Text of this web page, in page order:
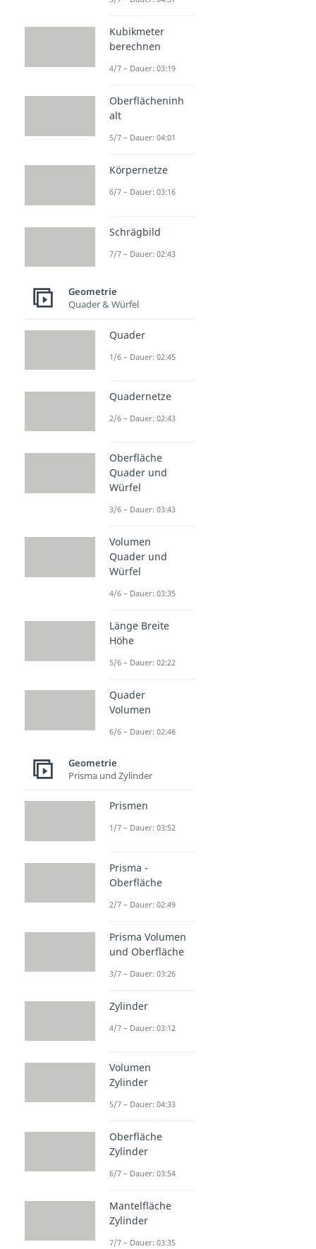
Kubikmeter
berechnen
4/7 – Dauer: 03:19
Oberflächeninh
alt
5/7 – Dauer: 04:01
Körpernetze
6/7 – Dauer: 03:16
Schrägbild
7/7 – Dauer: 02:43
Geometrie
Quader & Würfel
Quader
1/6 – Dauer: 02:45
Quadernetze
2/6 – Dauer: 02:43
Oberfläche
Quader und
Würfel
3/6 – Dauer: 03:43
Volumen
Quader und
Würfel
4/6 – Dauer: 03:35
Länge Breite
Höhe
5/6 – Dauer: 02:22
Quader
Volumen
6/6 – Dauer: 02:46
Geometrie
Prisma und Zylinder
Prismen
1/7 – Dauer: 03:52
Prisma -
Oberfläche
2/7 – Dauer: 02:49
Prisma Volumen
und Oberfläche
3/7 – Dauer: 03:26
Zylinder
4/7 – Dauer: 03:12
Volumen
Zylinder
5/7 – Dauer: 04:33
Oberfläche
Zylinder
6/7 – Dauer: 03:54
Mantelfläche
Zylinder
7/7 – Dauer: 03:35